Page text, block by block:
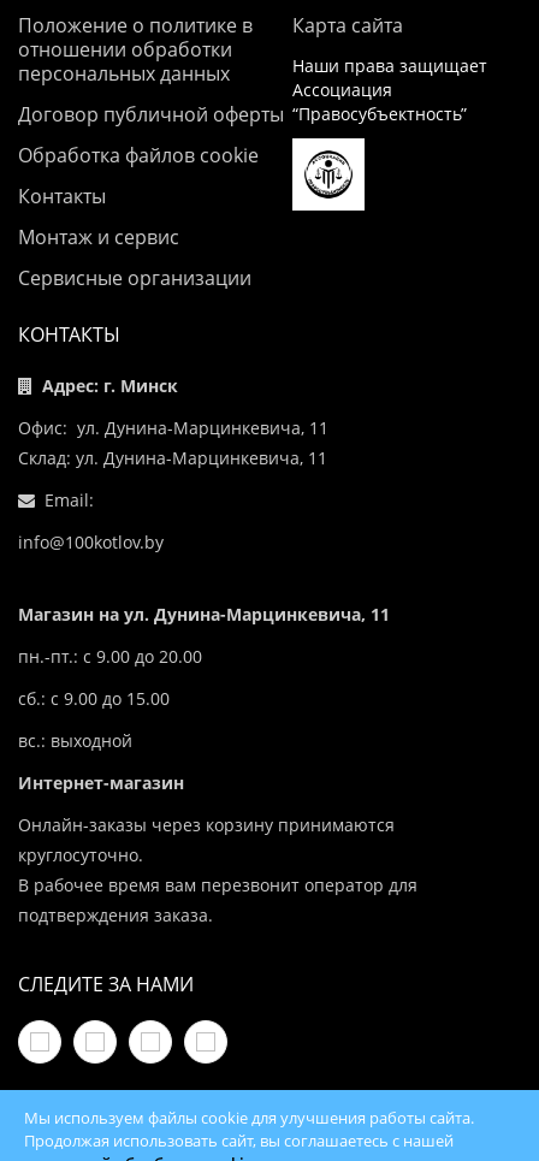
Положение о политике в
отношении обработки
персональных данных
Договор публичной оферты
Обработка файлов cookie
Контакты
Монтаж и сервис
Сервисные организации
Карта сайта
Наши права защищает
Ассоциация
“Правосубъектность”
КОНТАКТЫ
Адрес: г. Минск
Офис: ул. Дунина-Марцинкевича, 11
Склад: ул. Дунина-Марцинкевича, 11
Email:
info@100kotlov.by
Магазин на ул. Дунина-Марцинкевича, 11
пн.-пт.: с 9.00 до 20.00
сб.: с 9.00 до 15.00
вс.: выходной
Интернет-магазин
Онлайн-заказы через корзину принимаются
круглосуточно.
В рабочее время вам перезвонит оператор для
подтверждения заказа.
СЛЕДИТЕ ЗА НАМИ
Мы используем файлы cookie для улучшения работы сайта.
Продолжая использовать сайт, вы соглашаетесь с нашей